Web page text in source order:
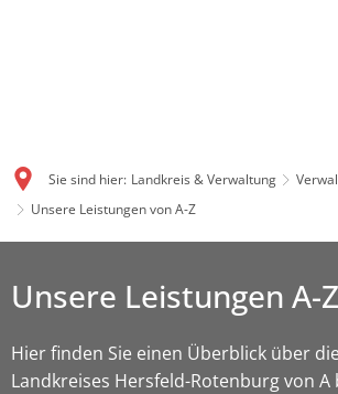
Sie sind hier: Landkreis & Verwaltung
Unsere Leistungen von A-Z
Unsere Leistungen A-Z
Hier finden Sie einen Überblick über
Landkreises Hersfeld-Rotenburg von A